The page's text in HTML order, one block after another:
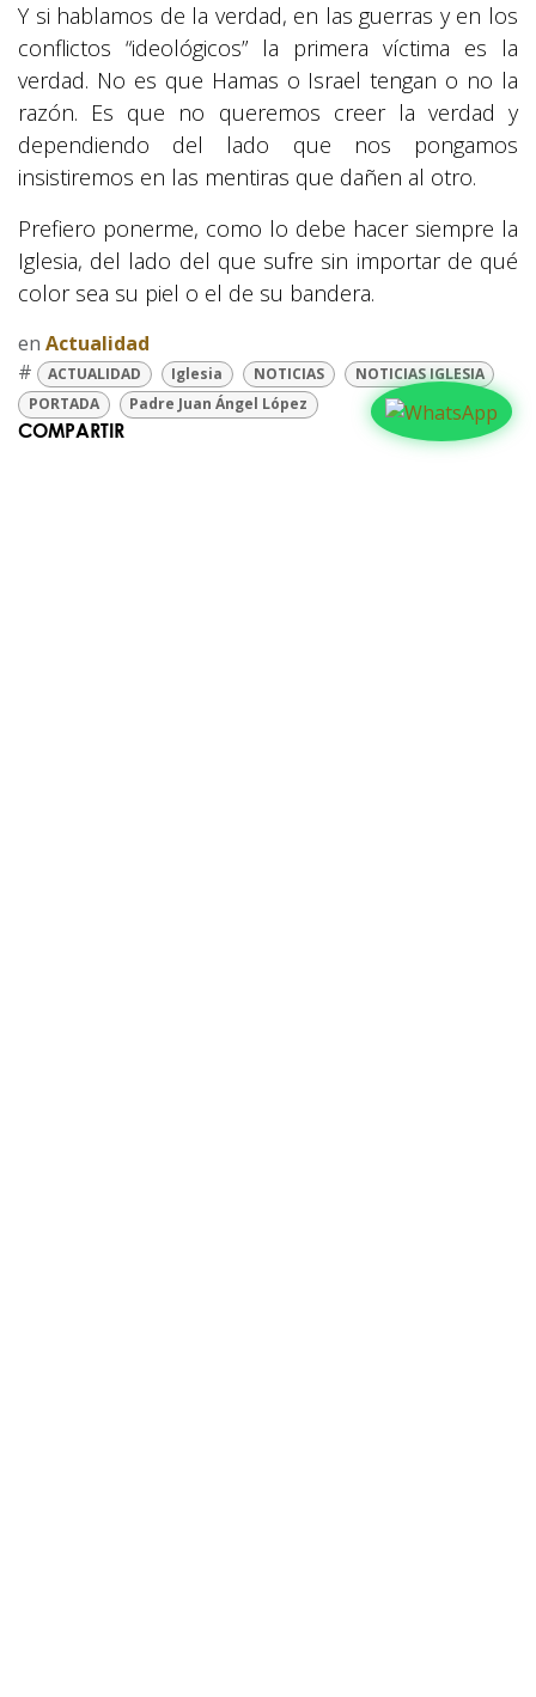
Y si hablamos de la verdad, en las guerras y en los
conflictos “ideológicos” la primera víctima es la
verdad. No es que Hamas o Israel tengan o no la
razón. Es que no queremos creer la verdad y
dependiendo del lado que nos pongamos
insistiremos en las mentiras que dañen al otro.
Prefiero ponerme, como lo debe hacer siempre la
Iglesia, del lado del que sufre sin importar de qué
color sea su piel o el de su bandera.
en Actualidad
#
ACTUALIDAD Iglesia NOTICIAS
NOTICIAS IGLESIA
PORTADA
Padre Juan Ángel López
COMPARTIR